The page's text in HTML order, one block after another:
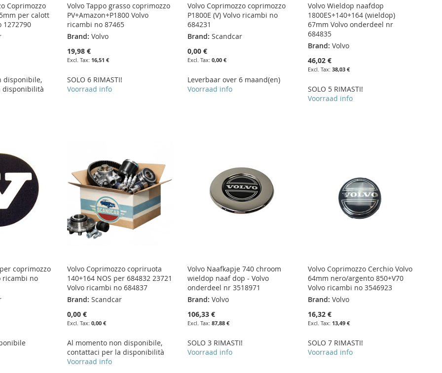
Coprimozzo
per calott
1272790
disponibile,
disponibilità
Volvo Tappo grasso coprimozzo
PV+Amazon+P1800 Volvo
ricambi no 87465
Brand: Volvo
19,98 €
16,51 €
SOLO 6 RIMASTI!
Voorraad info
Volvo Coprimozzo coprimozzo
P1800E (V) Volvo ricambi no
684231
Brand: Scandcar
0,00 €
0,00 €
Leverbaar over 6 maand(en)
Voorraad info
Volvo Wieldop naafdop
1800ES+140+164 (wieldop)
67mm Volvo onderdeel nr
684835
Brand: Volvo
46,02 €
38,03 €
SOLO 5 RIMASTI!
Voorraad info
coprimozzo
ricambi no
Volvo Coprimozzo copriruota
140+164 NOS per 684832 23721
Volvo ricambi no 684837
Brand: Scandcar
0,00 €
0,00 €
Al momento non disponibile,
contattaci per la disponibilità
Voorraad info
Volvo Naafkapje 740 chroom
wieldop naaf dop - Volvo
onderdeel nr 3518971
Brand: Volvo
106,33 €
87,88 €
SOLO 3 RIMASTI!
Voorraad info
Volvo Coprimozzo Cerchio Volvo
64mm nero/argento 850+V70
Volvo ricambi no 3546923
Brand: Volvo
16,32 €
13,49 €
SOLO 7 RIMASTI!
Voorraad info